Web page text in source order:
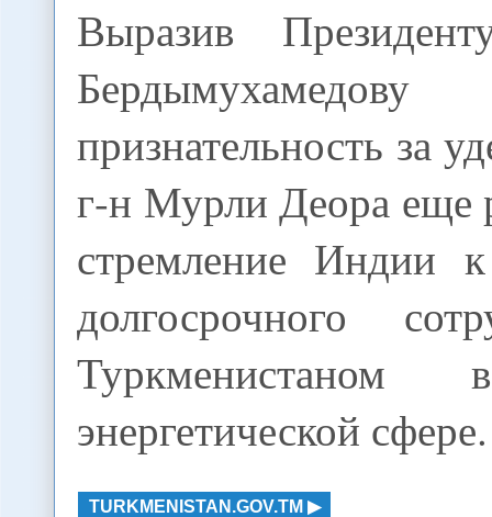
Выразив
признательность за
г-н Мурли Деора еще
стремление Индии
долгосрочного
Туркменистаном
энергетической сфере.
TURKMENISTAN.GOV.TM